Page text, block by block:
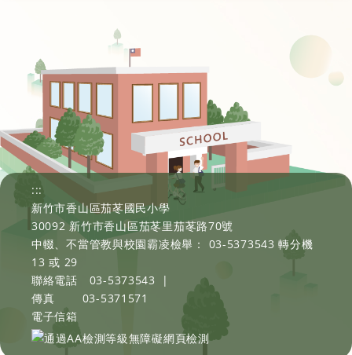
:::
新竹市香山區茄苳國民小學
30092 新竹市香山區茄苳里茄苳路70號
中輟、不當管教與校園霸凌檢舉： 03-5373543 轉分機
13 或 29
聯絡電話
03-5373543
|
傳真
03-5371571
電子信箱